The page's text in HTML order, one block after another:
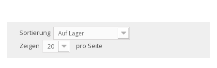
Sortierung Auf Lager
Zeigen 20 pro Seite